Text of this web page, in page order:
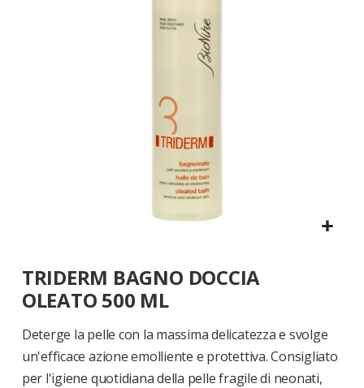
all'inizio
della
galleria
di
immagini
TRIDERM BAGNO DOCCIA
OLEATO 500 ML
Deterge la pelle con la massima delicatezza e svolge
un'efficace azione emolliente e protettiva. Consigliato
per l'igiene quotidiana della pelle fragile di neonati,